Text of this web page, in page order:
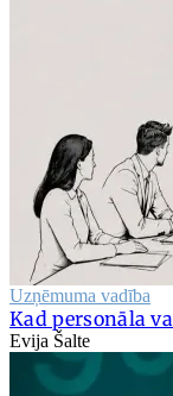
Uzņēmuma vadība
Kad personāla
Evija Šalte